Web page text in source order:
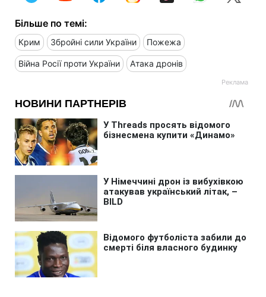
Більше по темі:
Крим Збройні сили України Пожежа
Війна Росії проти України Атака дронів